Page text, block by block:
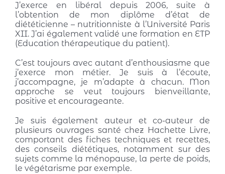
J’exerce en libéral depuis 2006, suite à
l’obtention de mon diplôme d’état de
diététicienne – nutritionniste à l’Université Paris
XII. J’ai également validé une formation en ETP
(Education thérapeutique du patient).
C’est toujours avec autant d’enthousiasme que
j’exerce mon métier. Je suis à l’écoute,
j’accompagne, je m’adapte à chacun. Mon
approche se veut toujours bienveillante,
positive et encourageante.
Je suis également auteur et co-auteur de
plusieurs ouvrages santé chez Hachette Livre,
comportant des fiches techniques et recettes,
des conseils diététiques, notamment sur des
sujets comme la ménopause, la perte de poids,
le végétarisme par exemple.